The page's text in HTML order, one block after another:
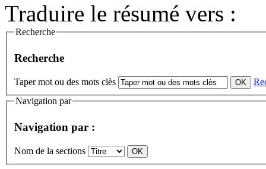
Traduire le résumé vers :
Recherche
Recherche
Taper mot ou des mots clès
Navigation par
Navigation par :
Nom de la sections